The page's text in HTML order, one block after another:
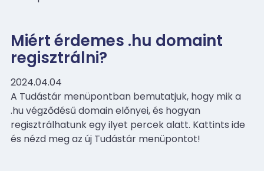
Miért érdemes .hu domaint
regisztrálni?
2024.04.04
A Tudástár menüpontban bemutatjuk, hogy mik a
.hu végződésű domain előnyei, és hogyan
regisztrálhatunk egy ilyet percek alatt. Kattints ide
és nézd meg az új Tudástár menüpontot!